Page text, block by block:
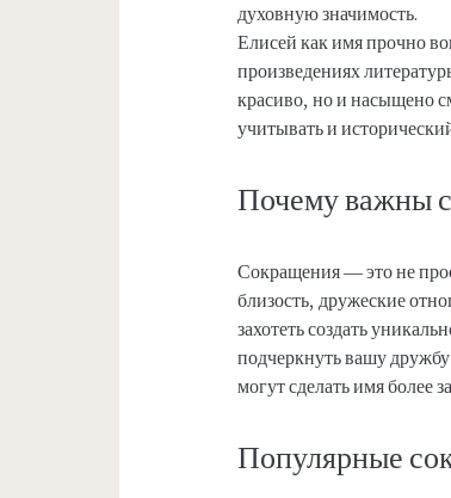
духовную значимость.
Елисей как имя прочно
произведениях
красиво, но и насыщено
учитывать и
Почему важны
Сокращения — это не
близость, дружеские
захотеть создать
подчеркнуть вашу
могут сделать имя
Популярные